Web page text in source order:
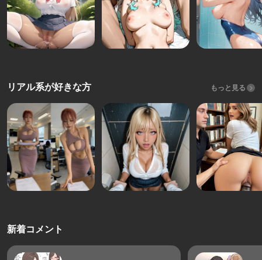
リアル系が好きな方 もっと見る
新着コメント